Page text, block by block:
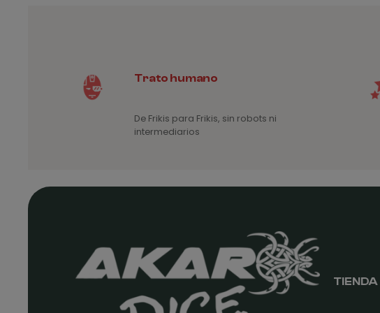
Trato humano
De Frikis para Frikis, sin robots ni
intermediarios
TIENDA